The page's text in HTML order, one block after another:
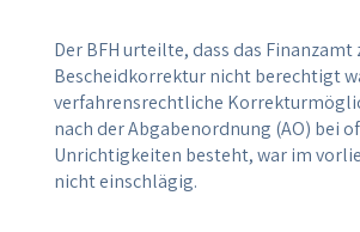
Der BFH urteilte, dass das Finanzamt
Bescheidkorrektur nicht berechtigt
verfahrensrechtliche
nach der Abgabenordnung (AO) bei
Unrichtigkeiten besteht, war im
nicht einschlägig.